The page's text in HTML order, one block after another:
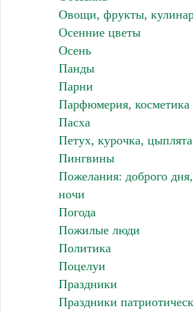
Овощи, фрукты,
Осенние цветы
Осень
Панды
Парни
Парфюмерия, косметика
Пасха
Петух, курочка, цыплята
Пингвины
Пожелания: доброго
ночи
Погода
Пожилые люди
Политика
Поцелуи
Праздники
Праздники